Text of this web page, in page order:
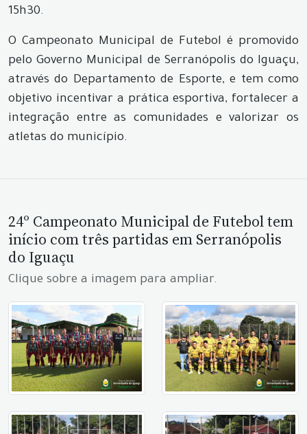
15h30.
O Campeonato Municipal de Futebol é promovido
pelo Governo Municipal de Serranópolis do Iguaçu,
através do Departamento de Esporte, e tem como
objetivo incentivar a prática esportiva, fortalecer a
integração entre as comunidades e valorizar os
atletas do município.
24º Campeonato Municipal de Futebol tem
início com três partidas em Serranópolis
do Iguaçu
Clique sobre a imagem para ampliar.